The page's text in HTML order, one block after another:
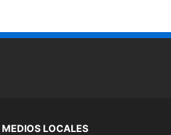
MEDIOS LOCALES